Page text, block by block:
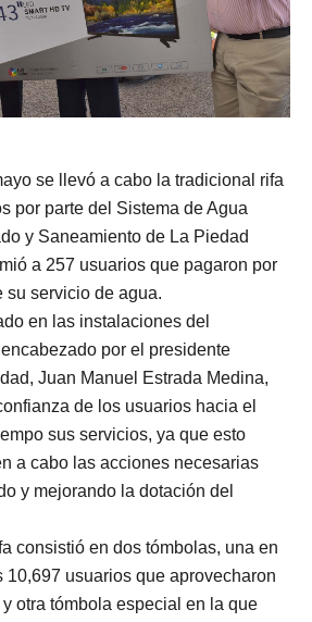
se llevó a cabo la tradicional rifa
por parte del Sistema de Agua
y Saneamiento de La Piedad
a 257 usuarios que pagaron por
su servicio de agua.
en las instalaciones del
por el presidente
Juan Manuel Estrada Medina,
de los usuarios hacia el
sus servicios, ya que esto
a cabo las acciones necesarias
y mejorando la dotación del
consistió en dos tómbolas, una en
10,697 usuarios que aprovecharon
otra tómbola especial en la que